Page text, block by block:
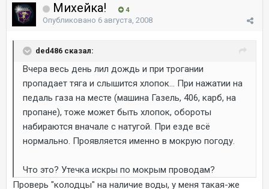
Михейка! 4
Опубликовано 6 августа, 2008
ded486 сказал:
Вчера весь день лил дождь и при трогании
пропадает тяга и слышится хлопок... При нажатии на
педаль газа на месте (машина Газель, 406, карб, на
пропане), тоже может быть хлопок, обороты
набираются вначале с натугой. При езде всё
нормально. Проявляется именно в мокрую погоду.
Что это? Утечка искры по мокрым проводам?
Проверь "колодцы" на наличие воды, у меня такая-же